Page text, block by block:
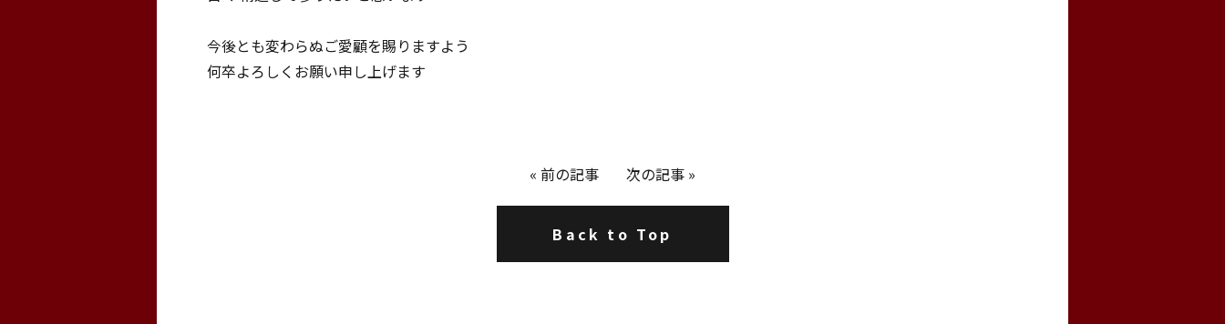
今後とも変わらぬご愛顧を賜りますよう
何卒よろしくお願い申し上げます
« 前の記事 次の記事 »
Back to Top